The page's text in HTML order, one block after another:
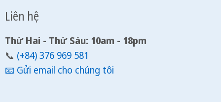
Liên hệ
Thứ Hai - Thứ Sáu: 10am - 18pm
📞 (+84) 376 969 581
📧 Gửi email cho chúng tôi